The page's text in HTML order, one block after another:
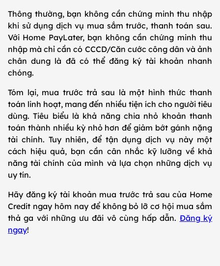
Thông thường, bạn không cần chứng minh thu nhập
khi sử dụng dịch vụ mua sắm trước, thanh toán sau.
Với Home PayLater, bạn không cần chứng minh thu
nhập mà chỉ cần có CCCD/Căn cước công dân và ảnh
chân dung là đã có thể đăng ký tài khoản nhanh
chóng.
Tóm lại, mua trước trả sau là một hình thức thanh
toán linh hoạt, mang đến nhiều tiện ích cho người tiêu
dùng. Tiêu biểu là khả năng chia nhỏ khoản thanh
toán thành nhiều kỳ nhỏ hơn để giảm bớt gánh nặng
tài chính. Tuy nhiên, để tận dụng dịch vụ này một
cách hiệu quả, bạn cần cân nhắc kỹ lưỡng về khả
năng tài chính của mình và lựa chọn những dịch vụ
uy tín.
Hãy đăng ký tài khoản mua trước trả sau của Home
Credit ngay hôm nay để không bỏ lỡ cơ hội mua sắm
thả ga với những ưu đãi vô cùng hấp dẫn. Đăng ký
ngay!